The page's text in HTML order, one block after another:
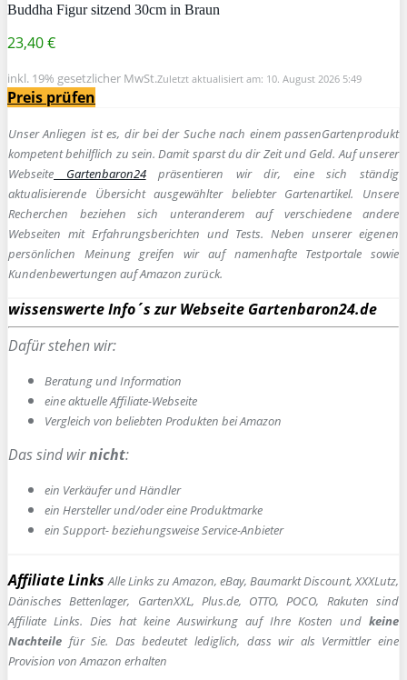
Buddha Figur sitzend 30cm in Braun
23,40 €
inkl. 19% gesetzlicher MwSt.Zuletzt aktualisiert am: 10. August 2026 5:49
Preis prüfen
Unser Anliegen ist es, dir bei der Suche nach einem passenGartenprodukt
kompetent behilflich zu sein.Damit sparst du dir Zeit und Geld. Auf unserer
Webseite Gartenbaron24präsentieren wir dir, eine sich ständig
aktualisierende Übersicht ausgewählter beliebter Gartenartikel. Unsere
Recherchen beziehen sich unteranderem auf verschiedene andere
Webseiten mit Erfahrungsberichten und Tests. Neben unserer eigenen
persönlichen Meinung greifen wir auf namenhafte Testportale sowie
Kundenbewertungen auf Amazon zurück.
wissenswerte Info´s zur Webseite Gartenbaron24.de
Dafür stehen wir:
Beratung und Information
eine aktuelle Affiliate-Webseite
Vergleich von beliebten Produkten bei Amazon
Das sind wirnicht:
ein Verkäufer und Händler
ein Hersteller und/oder eine Produktmarke
ein Support- beziehungsweise Service-Anbieter
Affiliate Links Alle Links zu Amazon, eBay, Baumarkt Discount, XXXLutz,
Dänisches Bettenlager, GartenXXL, Plus.de, OTTO, POCO, Rakuten sind
Affiliate Links. Dies hat keine Auswirkung auf Ihre Kosten und keine
Nachteile für Sie. Das bedeutet lediglich, dass wir als Vermittler eine
Provision von Amazon erhalten